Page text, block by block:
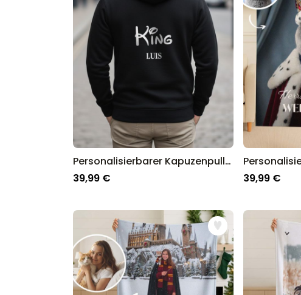
Personalisierbarer Kapuzenpullover mit Text
39,99 €
39,99 €